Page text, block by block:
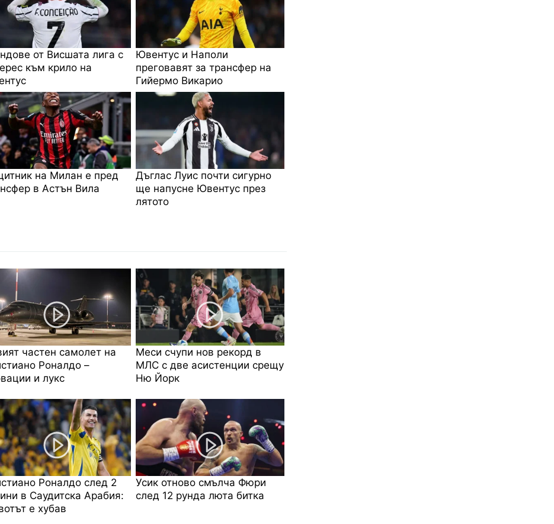
от Висшата лига с
към крило на
Ювентус и Наполи
преговавят за трансфер на
Гийермо Викарио
на Милан е пред
в Астън Вила
Дъглас Луис почти сигурно
ще напусне Ювентус през
лятото
частен самолет на
Роналдо –
и лукс
Меси счупи нов рекорд в
МЛС с две асистенции срещу
Ню Йорк
Роналдо след 2
в Саудитска Арабия:
е хубав
Усик отново смълча Фюри
след 12 рунда люта битка